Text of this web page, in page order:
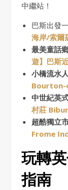
中繼站！
巴斯出發
海岸/索爾
最美童話
遊】巴斯
小橋流水
Bourton-
中世紀英
村莊
超酷獨立
Frome
玩轉
指南